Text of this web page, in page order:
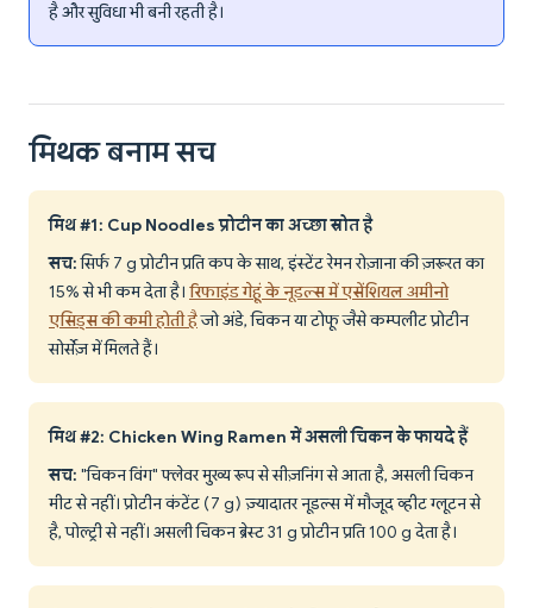
है और सुविधा भी बनी रहती है।
मिथक बनाम सच
मिथ #1: Cup Noodles प्रोटीन का अच्छा स्रोत है
सच:सिर्फ 7 g प्रोटीन प्रति कप के साथ, इंस्टेंट रेमन रोज़ाना की ज़रूरत का
15% से भी कम देता है। रिफाइंड गेहूं के नूडल्स में एसेंशियल अमीनो
एसिड्स की कमी होती हैजो अंडे, चिकन या टोफू जैसे कम्पलीट प्रोटीन
सोर्सेज़ में मिलते हैं।
मिथ #2: Chicken Wing Ramen में असली चिकन के फायदे हैं
सच: "चिकन विंग" फ्लेवर मुख्य रूप से सीज़निंग से आता है, असली चिकन
मीट से नहीं। प्रोटीन कंटेंट (7 g) ज़्यादातर नूडल्स में मौजूद व्हीट ग्लूटन से
है, पोल्ट्री से नहीं। असली चिकन ब्रेस्ट 31 g प्रोटीन प्रति 100 g देता है।